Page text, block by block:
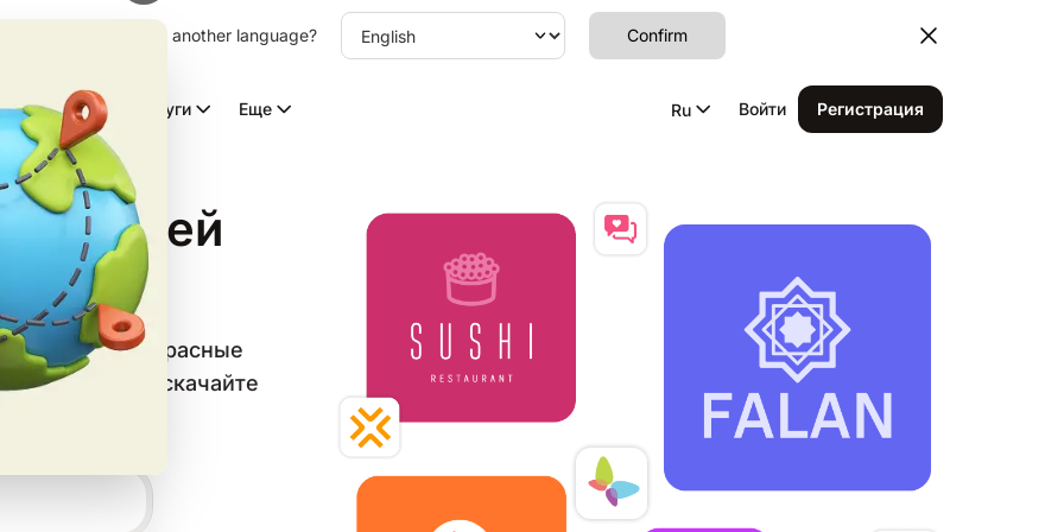
language. Choose another language? Confirm
Видео с ИИ Услуги Еще Ru Войти Регистрация
гвоздей
категории «Красные
шаблон и скачайте
сетей.